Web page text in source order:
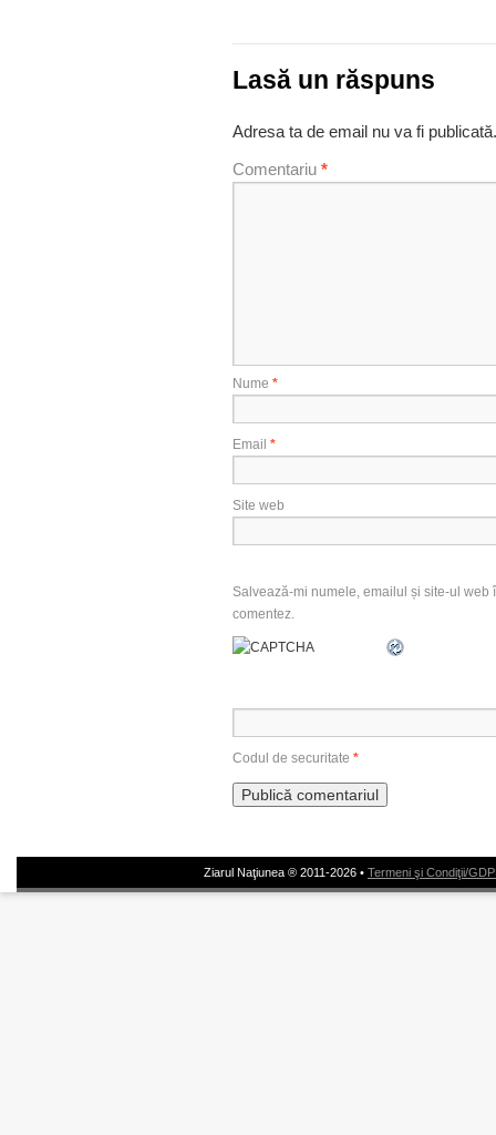
Lasă un răspuns
Adresa ta de email nu va fi publicată.
Comentariu *
Nume *
Email *
Site web
Salvează-mi numele, emailul și site-ul
comentez.
Codul de securitate *
Ziarul Naţiunea ® 2011-2026 • Termeni şi Condiţii/